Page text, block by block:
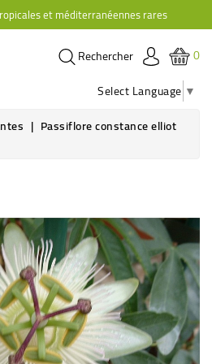
et méditerranéennes rares
0
Rechercher
Select Language ▼
Passiflore constance elliot